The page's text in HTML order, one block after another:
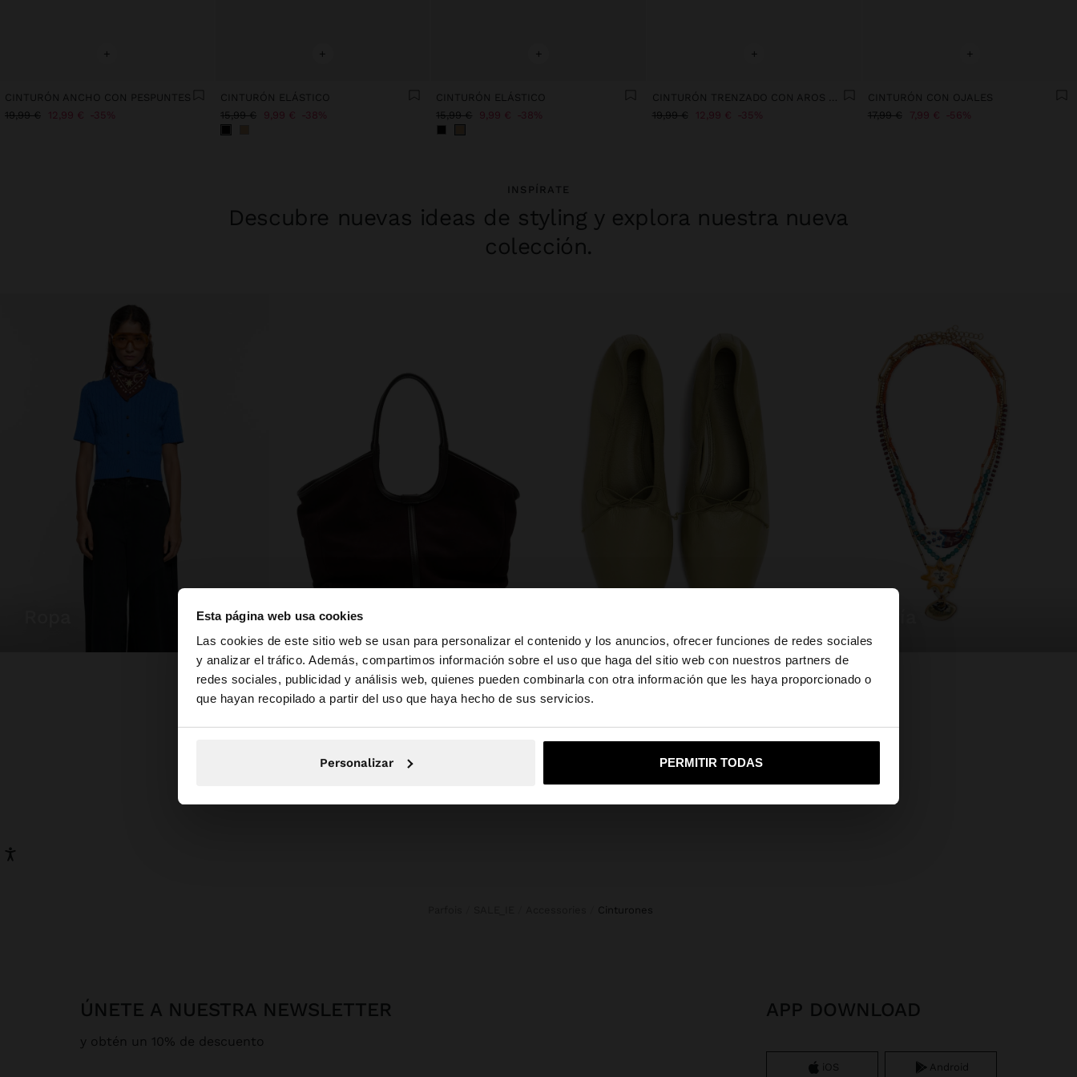
Esta página web usa cookies
Las cookies de este sitio web se usan para personalizar el contenido y los anuncios, ofrecer funciones de redes sociales
y analizar el tráfico. Además, compartimos información sobre el uso que haga del sitio web con nuestros partners de
redes sociales, publicidad y análisis web, quienes pueden combinarla con otra información que les haya proporcionado o
que hayan recopilado a partir del uso que haya hecho de sus servicios.
Personalizar PERMITIR TODAS
hola ×
Estás accediendo a la web de España. ¿Quieres ir a la web de United States?
No, continuar en la web de España Sí, llévame a United States
+
CINTURÓN ANCHO CON PESPUNTES
19,99 € 12,99 € 35%
+
CINTURÓN ELÁSTICO
15,99 € 9,99 € 38%
+
CINTURÓN ELÁSTICO
15,99 € 9,99 € 38%
+
CINTURÓN TRENZADO CON AROS EFECTO PIEL
19,99 € 12,99 € 35%
+
CINTURÓN CON OJALES
17,99 € 7,99 € 56%
INSPÍRATE
Descubre nuevas ideas de styling y explora nuestra nueva
colección.
bolsos
Novedades
cinturones
ÚNETE A NUESTRA NEWSLETTER
y obtén un 10% de descuento
APP DOWNLOAD
iOS Android